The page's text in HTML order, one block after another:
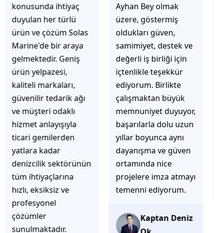
Ayhan Bey olmak
üzere, göstermiş
oldukları güven,
samimiyet, destek ve
değerli iş birliği için
içtenlikle teşekkür
ediyorum. Birlikte
çalışmaktan büyük
memnuniyet duyuyor,
başarılarla dolu uzun
yıllar boyunca aynı
dayanışma ve güven
ortamında nice
projelere imza atmayı
temenni ediyorum.
Kaptan Deniz
işlerinin gerçekten
çözüm üretmeye
odaklı olduğunu
hemen fark
ediyorsunuz.
İhtiyaçlarınıza hızlı ve
doğru çözümler
sunmaya çalışıyorlar.
Müşteri
memnuniyetini ön
planda tutan
yaklaşımları, ilgili
iletişimleri ve
güvenilir hizmet
anlayışları sayesinde
başarılı bir ekip
olduklarını